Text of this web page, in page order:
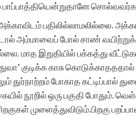
பாப்பாத்தியென்றுதானே
அக்காவிடம் பதிலில்லாமலில்லை.
அம்மாவைப் போல் சாண்
மாத இறுதியில் பக்கத்து
குடிக்க காசு
துர்நாற்றம் போகாத கட்டிப்பால்
நூறில் ஒரு பகுதி போதும்.
முளைத்துவிடும்.பிறகு